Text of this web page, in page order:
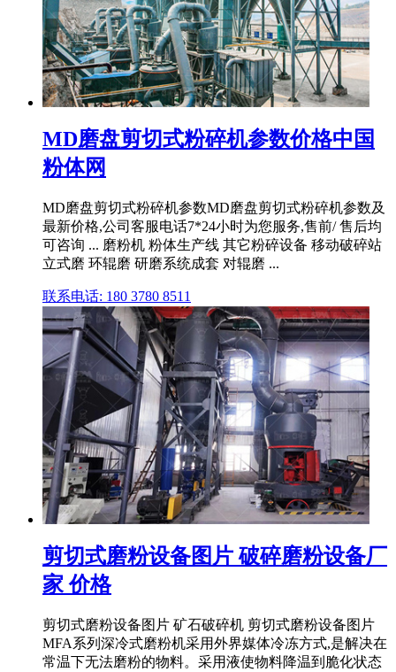
MD磨盘剪切式粉碎机参数价格中国
粉体网
MD磨盘剪切式粉碎机参数MD磨盘剪切式粉碎机参数及
最新价格,公司客服电话7*24小时为您服务,售前/ 售后均
可咨询 ... 磨粉机 粉体生产线 其它粉碎设备 移动破碎站
立式磨 环辊磨 研磨系统成套 对辊磨 ...
联系电话: 180 3780 8511
剪切式磨粉设备图片 破碎磨粉设备厂
家 价格
剪切式磨粉设备图片 矿石破碎机 剪切式磨粉设备图片
MFA系列深冷式磨粉机采用外界媒体冷冻方式,是解决在
常温下无法磨粉的物料。采用液使物料降温到脆化状态